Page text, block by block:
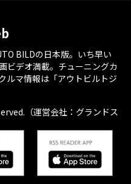
BILDの日本版。いち早い
ビデオ満載。チューニングカ
ルマ情報は「アウトビルトジ
（運営会社：グランドス